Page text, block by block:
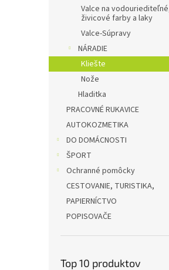
Valce na
živicové farby a laky
Valce-Súpravy
NÁRADIE
Kliešte
Nože
Hladitka
PRACOVNÉ RUKAVICE
AUTOKOZMETIKA
DO DOMÁCNOSTI
ŠPORT
Ochranné pomôcky
CESTOVANIE, TURISTIKA,
PAPIERNÍCTVO
POPISOVAČE
Top 10 produktov